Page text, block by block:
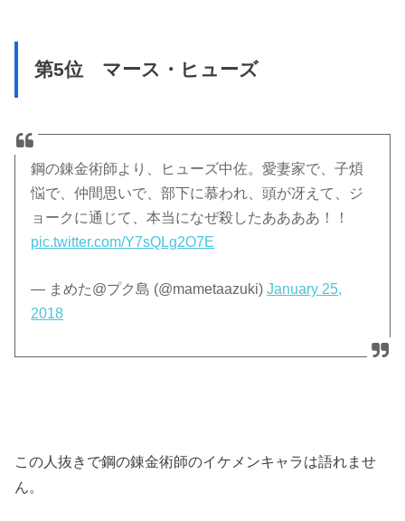
第5位 マース・ヒューズ
鋼の錬金術師より、ヒューズ中佐。愛妻家で、子煩
悩で、仲間思いで、部下に慕われ、頭が冴えて、ジ
ョークに通じて、本当になぜ殺したああああ！！
pic.twitter.com/Y7sQLg2O7E
— まめた@プク島 (@mametaazuki)January 25,
2018
この人抜きで鋼の錬金術師のイケメンキャラは語れませ
ん。